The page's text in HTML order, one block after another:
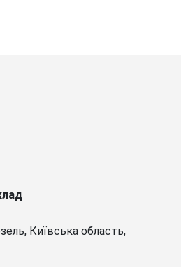
Київська область,